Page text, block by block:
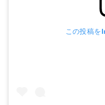
この投稿を